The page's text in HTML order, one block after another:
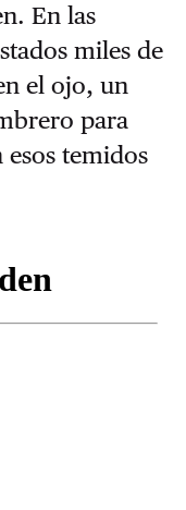
En las
miles de
el ojo, un
para
temidos